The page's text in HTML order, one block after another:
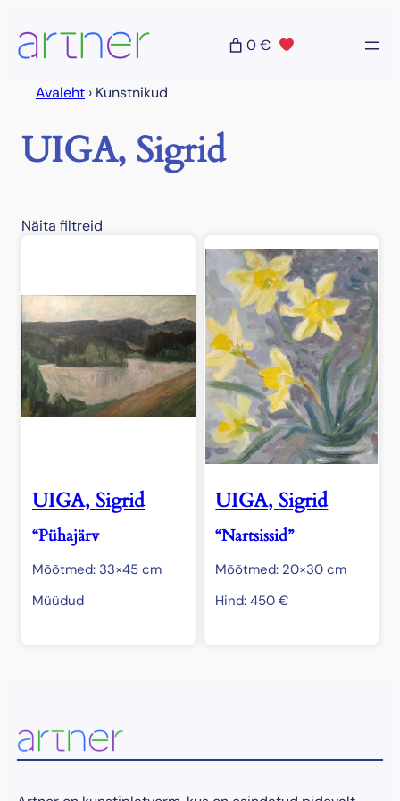
sisu
juurde
0 €
Avaleht › Kunstnikud
UIGA, Sigrid
Näita filtreid
UIGA, Sigrid
“Pühajärv
Mõõtmed: 33×45 cm
Müüdud
UIGA, Sigrid
“Nartsissid”
Mõõtmed: 20×30 cm
Hind:450€